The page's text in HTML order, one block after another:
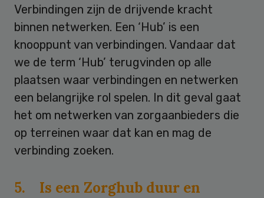
Verbindingen zijn de drijvende kracht
binnen netwerken. Een ‘Hub’ is een
knooppunt van verbindingen. Vandaar dat
we de term ‘Hub’ terugvinden op alle
plaatsen waar verbindingen en netwerken
een belangrijke rol spelen. In dit geval gaat
het om netwerken van zorgaanbieders die
op terreinen waar dat kan en mag de
verbinding zoeken.
5. Is een Zorghub duur en